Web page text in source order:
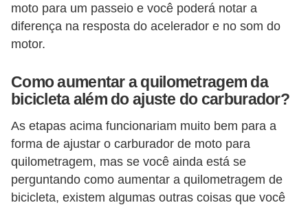
moto para um passeio e você poderá notar a
diferença na resposta do acelerador e no som do
motor.
Como aumentar a quilometragem da
bicicleta além do ajuste do carburador?
As etapas acima funcionariam muito bem para a
forma de ajustar o carburador de moto para
quilometragem, mas se você ainda está se
perguntando como aumentar a quilometragem de
bicicleta, existem algumas outras coisas que você